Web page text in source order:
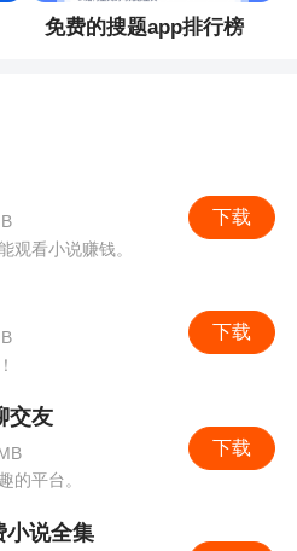
免费的搜题app排行榜
下载
观看小说赚钱。
下载
下载
交友
的平台。
小说全集